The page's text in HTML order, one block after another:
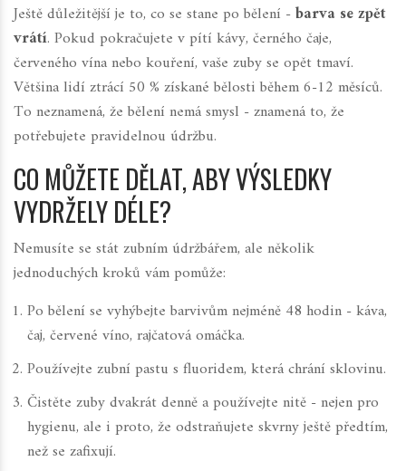
Ještě důležitější je to, co se stane po bělení -barva se zpět
vrátí. Pokud pokračujete v pítí kávy, černého čaje,
červeného vína nebo kouření, vaše zuby se opět tmaví.
Většina lidí ztrácí 50 % získané bělosti během 6-12 měsíců.
To neznamená, že bělení nemá smysl - znamená to, že
potřebujete pravidelnou údržbu.
CO MŮŽETE DĚLAT, ABY VÝSLEDKY
VYDRŽELY DÉLE?
Nemusíte se stát zubním údržbářem, ale několik
jednoduchých kroků vám pomůže:
Po bělení se vyhýbejte barvivům nejméně 48 hodin - káva,
čaj, červené víno, rajčatová omáčka.
Používejte zubní pastu s fluoridem, která chrání sklovinu.
Čistěte zuby dvakrát denně a používejte nitě - nejen pro
hygienu, ale i proto, že odstraňujete skvrny ještě předtím,
než se zafixují.